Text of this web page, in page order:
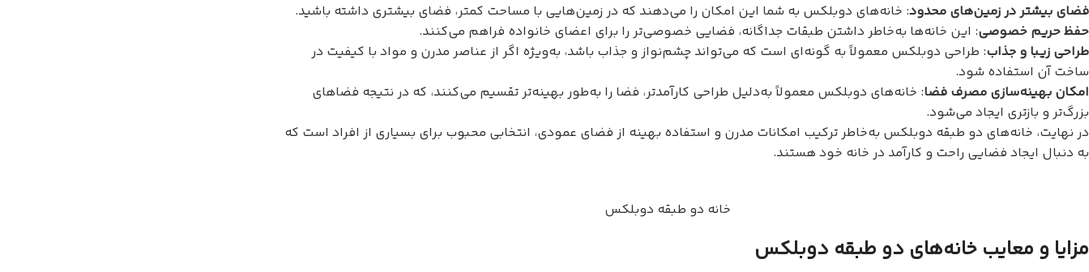
فضای بیشتر در زمین‌های محدود: خانه‌های دوبلکس به شما این امکان را می‌دهند که در زمین‌هایی با مساحت کمتر، فضای بیشتری داشته باشید.
حفظ حریم خصوصی: این خانه‌ها به‌خاطر داشتن طبقات جداگانه، فضایی خصوصی‌تر را برای اعضای خانواده فراهم می‌کنند.
طراحی زیبا و جذاب: طراحی دوبلکس معمولاً به گونه‌ای است که می‌تواند چشم‌نواز و جذاب باشد، به‌ویژه اگر از عناصر مدرن و مواد با کیفیت در
ساخت آن استفاده شود.
امکان بهینه‌سازی مصرف فضا: خانه‌های دوبلکس معمولاً به‌دلیل طراحی کارآمدتر، فضا را به‌طور بهینه‌تر تقسیم می‌کنند، که در نتیجه فضاهای
بزرگ‌تر و بازتری ایجاد می‌شود.
در نهایت، خانه‌های دو طبقه دوبلکس به‌خاطر ترکیب امکانات مدرن و استفاده بهینه از فضای عمودی، انتخابی محبوب برای بسیاری از افراد است که
به دنبال ایجاد فضایی راحت و کارآمد در خانه خود هستند.
خانه دو طبقه دوبلکس
مزایا و معایب خانه‌های دو طبقه دوبلکس